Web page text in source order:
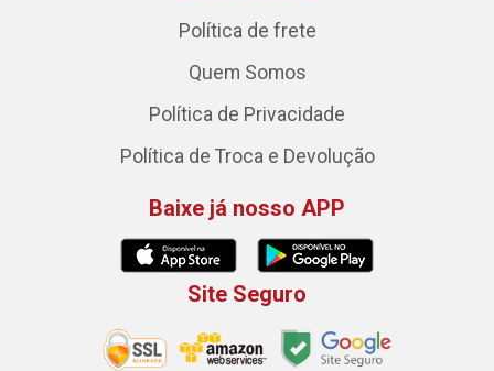
Política de frete
Quem Somos
Política de Privacidade
Política de Troca e Devolução
Baixe já nosso APP
Site Seguro